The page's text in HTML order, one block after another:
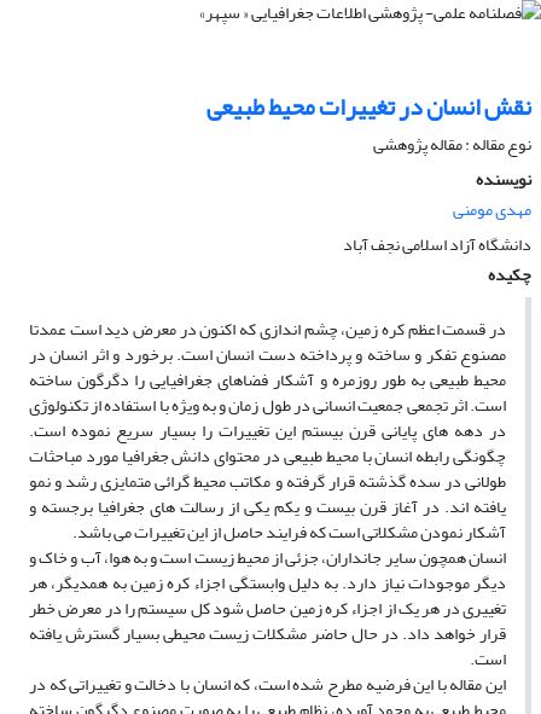
نقش انسان در تغییرات محیط طبیعى
نوع مقاله : مقاله پژوهشی
نویسنده
مهدی مومنی
دانشگاه آزاد اسلامی نجف آباد
چکیده
در قسمت اعظم کره زمین، چشم اندازى که اکنون در معرض دید است عمدتا
مصنوع تفکر و ساخته و پرداخته دست انسان است. برخورد و اثر انسان در
محیط طبیعى به طور روزمره و آشکار فضاهاى جغرافیایى را دگرگون ساخته
است. اثر تجمعى جمعیت انسانى در طول زمان و به ویژه با استفاده از تکنولوژى
در دهه‏ هاى پایانى قرن بیستم این تغییرات را بسیار سریع نموده است.
چگونگى رابطه انسان با محیط طبیعى در محتواى دانش جغرافیا مورد مباحثات
طولانى در سده گذشته قرار گرفته و مکاتب محیط گرائى متمایزى رشد و نمو
یافته‏ اند. در آغاز قرن بیست و یکم یکى از رسالت هاى جغرافیا برجسته و
آشکار نمودن مشکلاتى است که فرایند حاصل از این تغییرات مى‏ باشد.
انسان همچون سایر جانداران، جزئى از محیط زیست است و به هوا، آب و خاک و
دیگر موجودات نیاز دارد. به دلیل وابستگى اجزاء کره زمین به همدیگر، هر
تغییرى در هر یک از اجزاء کره زمین حاصل شود کل سیستم را در معرض خطر
قرار خواهد داد. در حال حاضر مشکلات زیست محیطى بسیار گسترش یافته
است.
این مقاله با این فرضیه مطرح شده است، که انسان با دخالت و تغییراتى که در